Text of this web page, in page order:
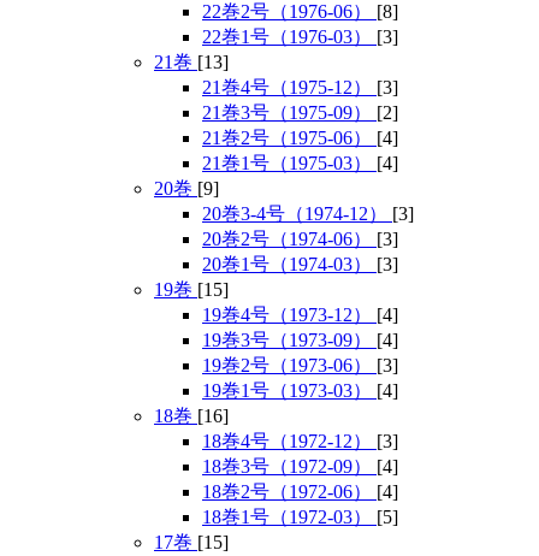
22巻2号（1976-06） [8]
22巻1号（1976-03） [3]
21巻 [13]
21巻4号（1975-12） [3]
21巻3号（1975-09） [2]
21巻2号（1975-06） [4]
21巻1号（1975-03） [4]
20巻 [9]
20巻3-4号（1974-12） [3]
20巻2号（1974-06） [3]
20巻1号（1974-03） [3]
19巻 [15]
19巻4号（1973-12） [4]
19巻3号（1973-09） [4]
19巻2号（1973-06） [3]
19巻1号（1973-03） [4]
18巻 [16]
18巻4号（1972-12） [3]
18巻3号（1972-09） [4]
18巻2号（1972-06） [4]
18巻1号（1972-03） [5]
17巻 [15]